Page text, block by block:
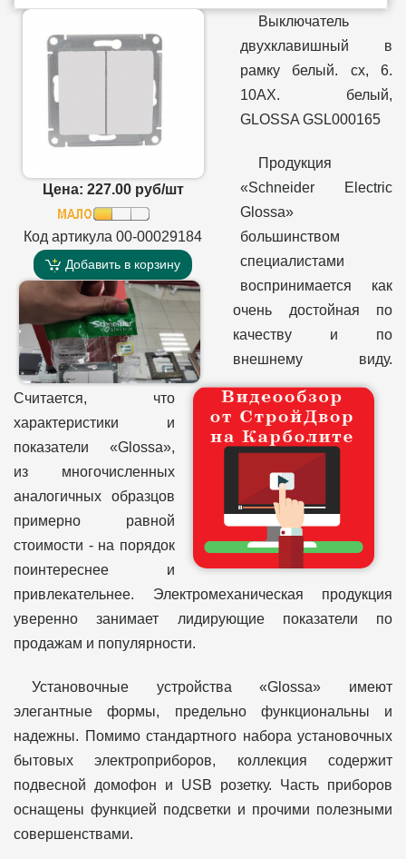
Цена: 227.00 руб/шт
Код артикула 00-00029184
Добавить в корзину
Выключатель
двухклавишный в
рамку белый. сх, 6.
10AX. белый,
GLOSSA GSL000165
Продукция
«Schneider Electric
Glossa»
большинством
специалистами
воспринимается как
очень достойная по
качеству и по
внешнему виду.
Считается, что
характеристики и
показатели «Glossa»,
из многочисленных
аналогичных образцов
примерно равной
стоимости - на порядок
поинтереснее и
привлекательнее. Электромеханическая продукция
уверенно занимает лидирующие показатели по
продажам и популярности.
Установочные устройства «Glossa» имеют
элегантные формы, предельно функциональны и
надежны. Помимо стандартного набора установочных
бытовых электроприборов, коллекция содержит
подвесной домофон и USB розетку. Часть приборов
оснащены функцией подсветки и прочими полезными
совершенствами.